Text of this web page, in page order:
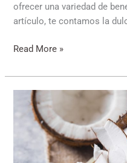
ofrecer una variedad de
artículo, te contamos la
Read More »
tesoro
tropical:
explorando
los